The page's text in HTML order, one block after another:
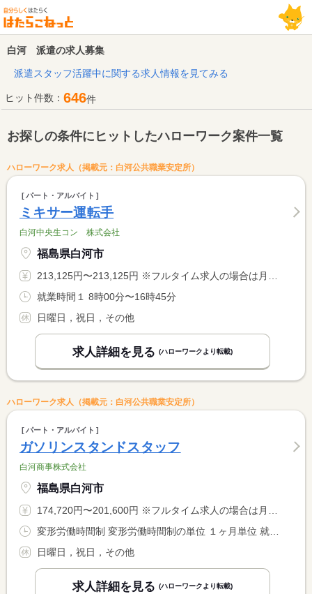
白河 派遣の求人募集
派遣スタッフ活躍中に関する求人情報を見てみる
ヒット件数： 646件
お探しの条件にヒットしたハローワーク案件一覧
ハローワーク求人（掲載元：白河公共職業安定所）
パート・アルバイト
ミキサー運転手
白河中央生コン 株式会社
福島県白河市
213,125円〜213,125円 ※フルタイム求人の場合は月額（換算額）、パート求人の場合は時間額を表示しています。
就業時間１ 8時00分〜16時45分
日曜日，祝日，その他
求人詳細を見る (ハローワークより転載)
ハローワーク求人（掲載元：白河公共職業安定所）
パート・アルバイト
ガソリンスタンドスタッフ
白河商事株式会社
福島県白河市
174,720円〜201,600円 ※フルタイム求人の場合は月額（換算額）、パート求人の場合は時間額を表示しています。
日曜日，祝日，その他
求人詳細を見る (ハローワークより転載)